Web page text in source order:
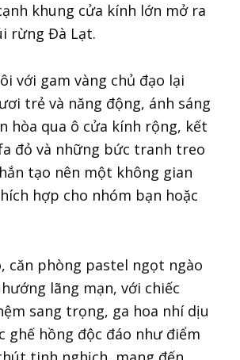
khung cửa kính lớn mở ra
rừng Đà Lạt.
với gam vàng chủ đạo lại
trẻ và năng động, ánh sáng
hòa qua ô cửa kính rộng, kết
đỏ và những bức tranh treo
tạo nên một không gian
hợp cho nhóm bạn hoặc
căn phòng pastel ngọt ngào
lãng mạn, với chiếc
sang trọng, ga hoa nhí dịu
ghế hồng độc đáo như điểm